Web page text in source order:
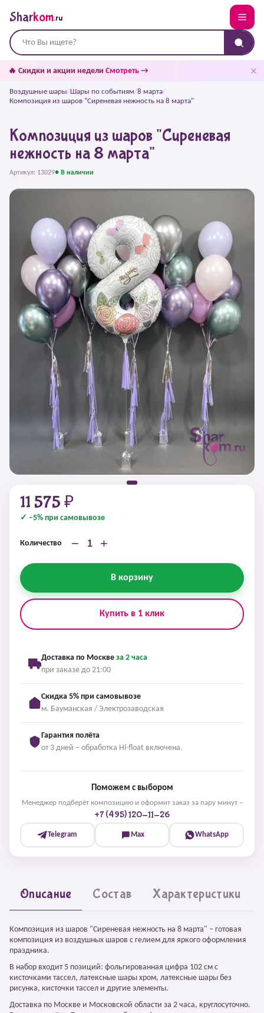
Sharkom.ru
🔥 Скидки и акции недели Смотреть → ✕
Воздушные шары/Шары по событиям/8 марта/
Композиция из шаров "Сиреневая нежность на 8 марта"
Композиция из шаров "Сиреневая
нежность на 8 марта"
Артикул: 13029● В наличии
11 575 ₽
✓ −5% при самовывозе
Количество − +
В корзину
Купить в 1 клик
Доставка по Москве за 2 часа
при заказе до 21:00
Скидка 5% при самовывозе
м. Бауманская / Электрозаводская
Гарантия полёта
от 3 дней – обработка Hi-float включена.
Поможем с выбором
Менеджер подберёт композицию и оформит заказ за пару минут –
+7 (495) 120-11-26
Telegram Max WhatsApp
Описание Состав Характеристики
Композиция из шаров "Сиреневая нежность на 8 марта" – готовая
композиция из воздушных шаров с гелием для яркого оформления
праздника.
В набор входит 5 позиций: фольгированная цифра 102 см с
кисточками тассел, латексные шары хром, латексные шары без
рисунка, кисточки тассел и другие элементы.
Доставка по Москве и Московской области за 2 часа, круглосуточно.